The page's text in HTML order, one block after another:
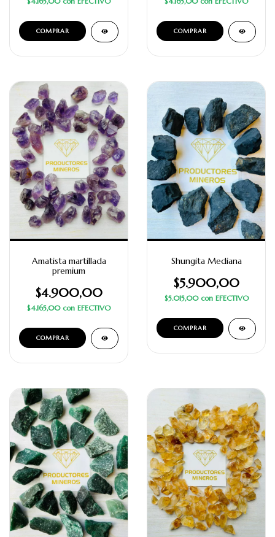
COMPRAR COMPRAR
Amatista martillada
premium
$4.900,00
$4.165,00 con EFECTIVO
Shungita Mediana
$5.900,00
$5.015,00 con EFECTIVO